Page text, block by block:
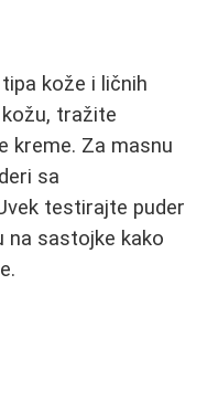
kože i ličnih
tražite
kreme. Za masnu
sa
testirajte puder
na sastojke kako